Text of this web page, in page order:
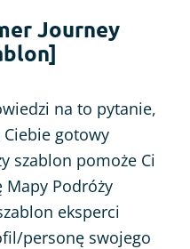
Journey
na to pytanie,
gotowy
szablon pomoże Ci
Mapy Podróży
eksperci
personę swojego